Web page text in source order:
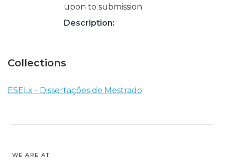
upon to submission
Description:
Collections
ESELx - Dissertações de Mestrado
WE ARE AT: